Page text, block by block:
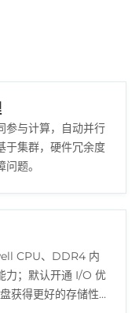
参与计算，自动并行
于集群，硬件冗余度
题。
CPU、DDR4 内
力；默认开通 I/O 优
获得更好的存储性